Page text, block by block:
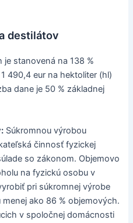
destilátov
je stanovená na 138 %
490,4 eur na hektoliter (hl)
dane je 50 % základnej
Súkromnou výrobou
činnosť fyzickej
so zákonom. Objemovo
na fyzickú osobu v
pri súkromnej výrobe
ako 86 % objemových.
v spoločnej domácnosti